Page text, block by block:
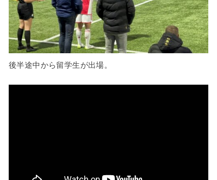
後半途中から留学生が出場。